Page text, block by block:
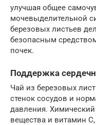
улучшая общее
мочевыделительной
березовых листьев
безопасным
почек.
Поддержка
Чай из березовых
стенок сосудов и
давления.
вещества и витамин